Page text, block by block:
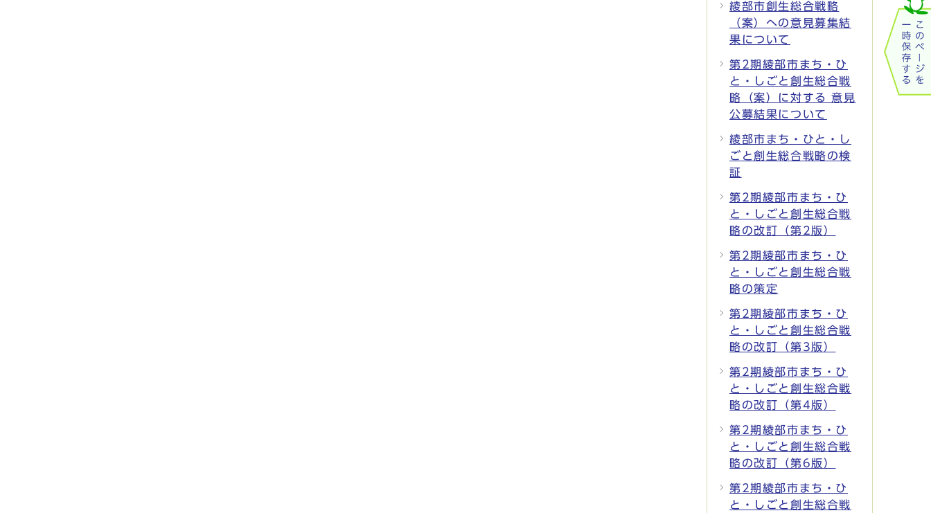
綾部市創生総合戦略
（案）への意見募集結
果について
第2期綾部市まち・ひ
と・しごと創生総合戦
略（案）に対する 意見
公募結果について
綾部市まち・ひと・し
ごと創生総合戦略の検
証
第2期綾部市まち・ひ
と・しごと創生総合戦
略の改訂（第2版）
第2期綾部市まち・ひ
と・しごと創生総合戦
略の策定
第2期綾部市まち・ひ
と・しごと創生総合戦
略の改訂（第3版）
第2期綾部市まち・ひ
と・しごと創生総合戦
略の改訂（第4版）
第2期綾部市まち・ひ
と・しごと創生総合戦
略の改訂（第6版）
第2期綾部市まち・ひ
と・しごと創生総合戦